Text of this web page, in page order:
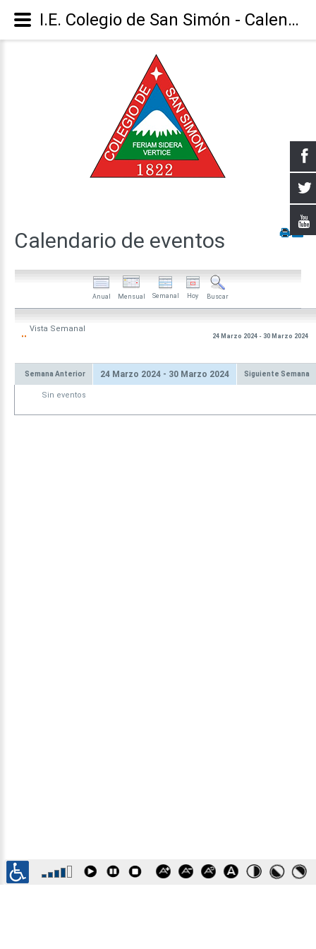
Calendario de eventos
Anual Mensual Semanal Hoy Buscar
Vista Semanal
24 Marzo 2024 - 30 Marzo 2024
Semana Anterior 24 Marzo 2024 - 30 Marzo 2024 Siguiente Semana
Sin eventos
I.E. Colegio de San Simón - Calendario